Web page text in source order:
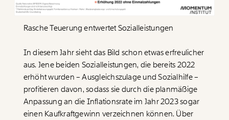
Rasche Teuerung entwertet Sozialleistungen
In diesem Jahr sieht das Bild schon etwas erfreulicher
aus. Jene beiden Sozialleistungen, die bereits 2022
erhöht wurden –Ausgleichszulage und Sozialhilfe –
profitieren davon, sodass sie durch die planmäßige
Anpassung an die Inflationsrate im Jahr 2023 sogar
einen Kaufkraftgewinn verzeichnen können. Über